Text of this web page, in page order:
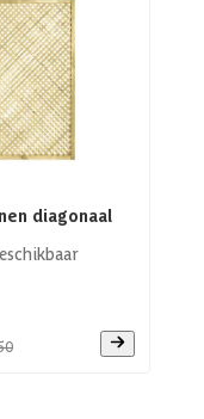
diagonaal